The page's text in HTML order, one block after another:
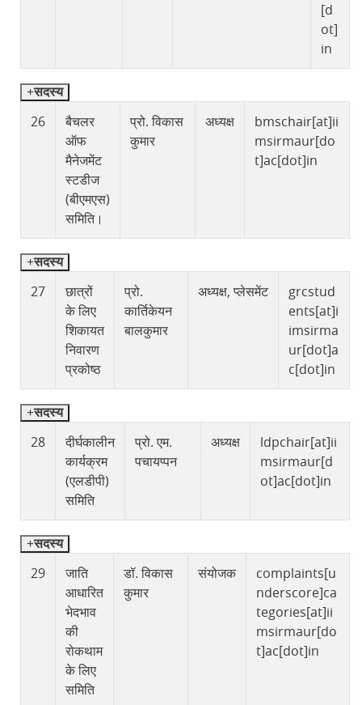
[d
ot]
in
सदस्य
26
बैचलर
ऑफ
मैनेजमेंट
स्टडीज
(बीएमएस)
समिति।
प्रो. विकास
कुमार
अध्यक्ष
bmschair[at]ii
msirmaur[do
t]ac[dot]in
सदस्य
27
छात्रों
के लिए
शिकायत
निवारण
प्रकोष्ठ
प्रो.
कार्तिकेयन
बालकुमार
अध्यक्ष, प्लेसमेंट
grcstud
ents[at]i
imsirma
ur[dot]a
c[dot]in
सदस्य
28
दीर्घकालीन
कार्यक्रम
(एलडीपी)
समिति
प्रो. एम.
पचायप्पन
अध्यक्ष
ldpchair[at]ii
msirmaur[d
ot]ac[dot]in
सदस्य
29
जाति
आधारित
भेदभाव
की
रोकथाम
के लिए
समिति
डॉ. विकास
कुमार
संयोजक
complaints[u
nderscore]ca
tegories[at]ii
msirmaur[do
t]ac[dot]in